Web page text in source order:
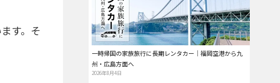
す。そ
一時帰国の家族旅行に長期レンタカー｜福岡空港から九
州・広島方面へ
2026年8月4日